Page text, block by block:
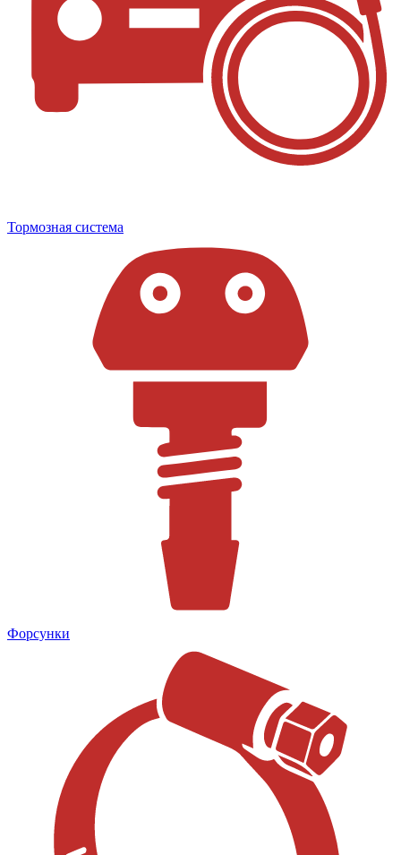
Тормозная система
Форсунки